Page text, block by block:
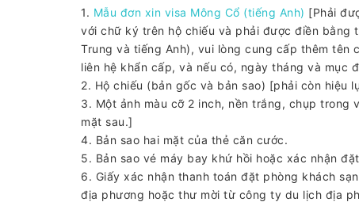
1. Mẫu đơn xin visa Mông Cổ (tiếng Anh) [Phải
với chữ ký trên hộ chiếu và phải được điền bằng
Trung và tiếng Anh), vui lòng cung cấp thêm
liên hệ khẩn cấp, và nếu có, ngày tháng và mục
2. Hộ chiếu (bản gốc và bản sao) [phải còn hiệu
3. Một ảnh màu cỡ 2 inch, nền trắng, chụp
mặt sau.]
4. Bản sao hai mặt của thẻ căn cước.
5. Bản sao vé máy bay khứ hồi hoặc xác nhận
6. Giấy xác nhận thanh toán đặt phòng khách
địa phương hoặc thư mời từ công ty du lịch địa